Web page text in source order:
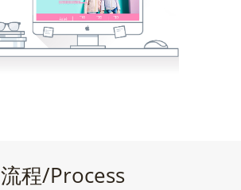
流程/Process